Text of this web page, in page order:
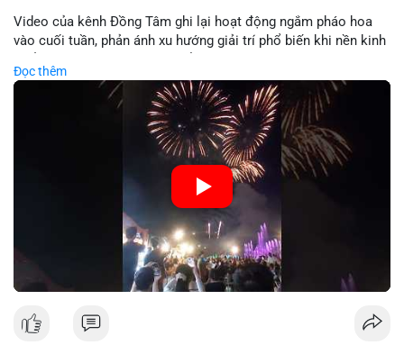
Video của kênh Đồng Tâm ghi lại hoạt động ngắm pháo hoa
vào cuối tuần, phản ánh xu hướng giải trí phổ biến khi nền kinh
trải nghiệm hơn là đầu tư vào tài sản vật chất. Trong bối cảnh
lãi suất ổn định và thị trường crypto ổn định, hoạt động giải trí
như vậy thường tăng trưởng khi người dân có khả năng chi
tiêu. Tuy nhiên, sự ưu tiên giải trí có thể ảnh hưởng đến tỷ lệ
tiết kiệm hoặc đầu tư vào crypto nếu người tiêu dùng chuyển
🎥 Xem video trực tiếp tại:
Nguồn: Đồng Tâm
Đọc thêm